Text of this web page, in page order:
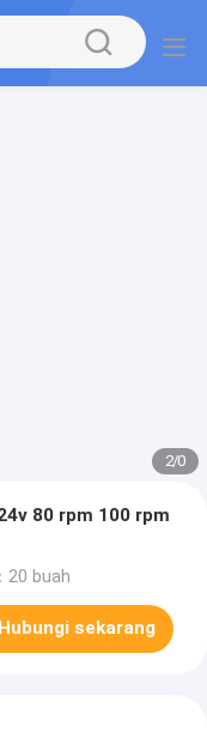
2/0
80 rpm 100 rpm
20 buah
Hubungi sekarang